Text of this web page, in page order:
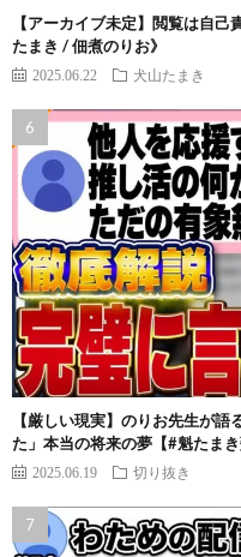
【アーカイブ未定】閲覧は自
たまき / 佃煮のりお》
2025.06.22 犬山たまき
【厳しい現実】のりお先生が
た」本当の将来の夢【#魁たまき
2025.06.19 切り抜き